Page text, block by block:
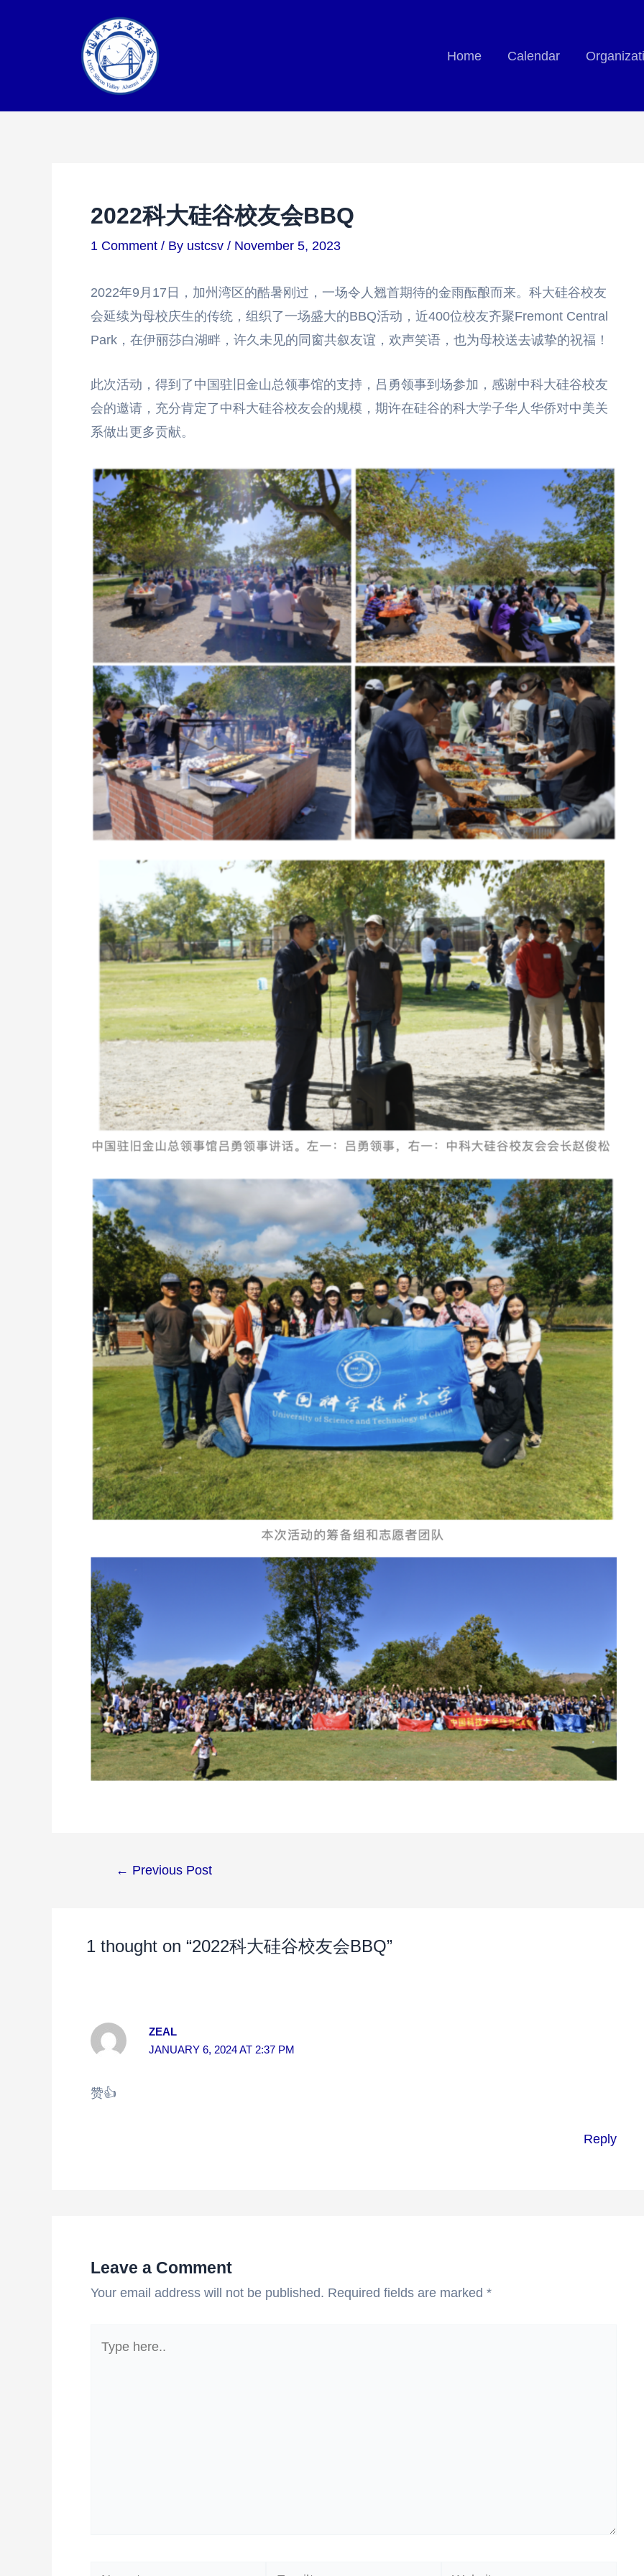
Home Calendar
2022科大硅谷校友会BBQ
1 Comment / By ustcsv / November 5, 2023
2022年9月17日，加州湾区的酷暑刚过，一场令人翘首期待的金雨酝酿而来。科大硅谷校友
会延续为母校庆生的传统，组织了一场盛大的BBQ活动，近400位校友齐聚Fremont Central
Park，在伊丽莎白湖畔，许久未见的同窗共叙友谊，欢声笑语，也为母校送去诚挚的祝福！
此次活动，得到了中国驻旧金山总领事馆的支持，吕勇领事到场参加，感谢中科大硅谷校友
会的邀请，充分肯定了中科大硅谷校友会的规模，期许在硅谷的科大学子华人华侨对中美关
系做出更多贡献。
Post← Previous Post
1 thought on “2022科大硅谷校友会BBQ”
ZEAL
JANUARY 6, 2024 AT 2:37 PM
赞👍
Reply
Leave a Comment
Your email address will not be published. Required fields are marked *
Name* Email* Website